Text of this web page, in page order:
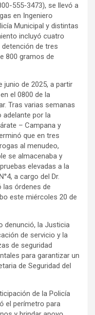
555-3473), se llevó a
en Ingeniero
Municipal y distintas
incluyó cuatro
de tres
800 gramos de
junio de 2025, a partir
el 0800 de la
Tras varias semanas
adelante por la
– Campana y
que en tres
al menudeo,
se almacenaba y
elevadas a la
a cargo del Dr.
las órdenes de
este miércoles 20 de
denunció, la Justicia
de servicio y la
de seguridad
para garantizar un
de Seguridad del
de la Policía
el perímetro para